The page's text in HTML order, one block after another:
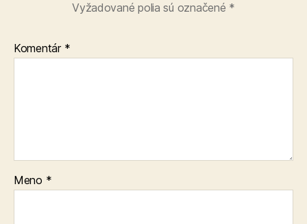
Vyžadované polia sú označené *
Komentár *
Meno *